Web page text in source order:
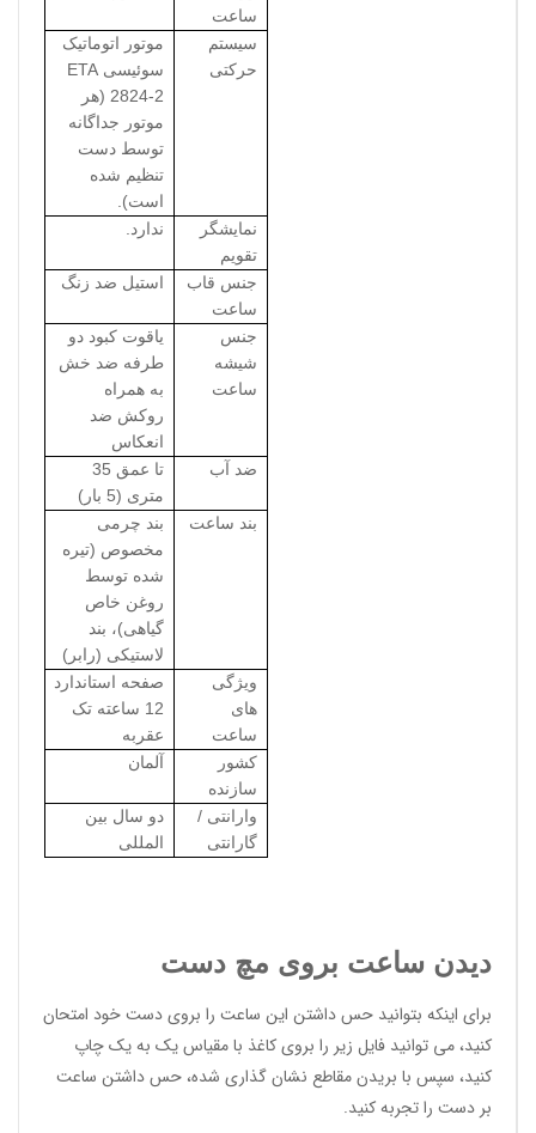
ساعت
سیستم
حرکتی
موتور اتوماتیک
سوئیسی ETA
2824-2 (هر
موتور جداگانه
توسط دست
تنظیم شده
است).
نمایشگر
تقویم
ندارد.
جنس قاب
ساعت
استیل ضد زنگ
جنس
شیشه
ساعت
یاقوت کبود دو
طرفه ضد خش
به همراه
روکش ضد
انعکاس
ضد آب
تا عمق 35
متری (5 بار)
بند ساعت
بند چرمی
مخصوص (تیره
شده توسط
روغن خاص
گیاهی)، بند
لاستیکی (رابر)
ویژگی
های
ساعت
صفحه استاندارد
12 ساعته تک
عقربه
کشور
سازنده
آلمان
وارانتی /
گارانتی
دو سال بین
المللی
دیدن ساعت بروی مچ دست
برای اینکه بتوانید حس داشتن این ساعت را بروی دست خود امتحان
کنید، می توانید فایل زیر را بروی کاغذ با مقیاس یک به یک چاپ
کنید، سپس با بریدن مقاطع نشان گذاری شده، حس داشتن ساعت
بر دست را تجربه کنید.